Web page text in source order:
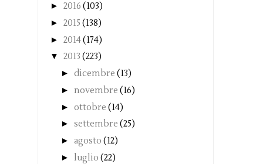
► 2016 (103)
► 2015 (138)
► 2014(174)
▼ 2013 (223)
► dicembre (13)
► novembre (16)
► ottobre (14)
► settembre (25)
► agosto (12)
► luglio (22)